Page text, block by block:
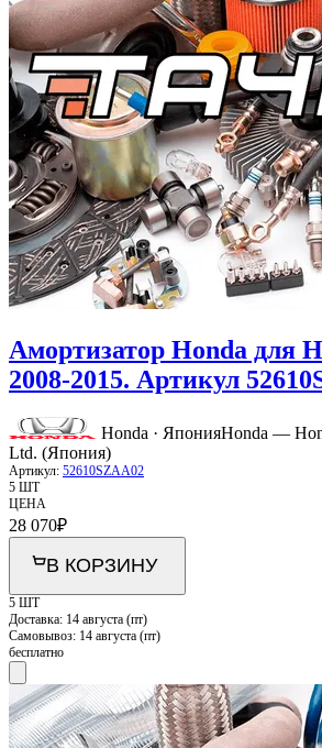
Амортизатор Honda для
2008-2015. Артикул
Honda · ЯпонияHonda —
Ltd. (Япония)
Артикул: 52610SZAA02
5 ШТ
ЦЕНА
28 070₽
В КОРЗИНУ
5 ШТ
Доставка: 14 августа (пт)
Самовывоз: 14 августа (пт)
бесплатно